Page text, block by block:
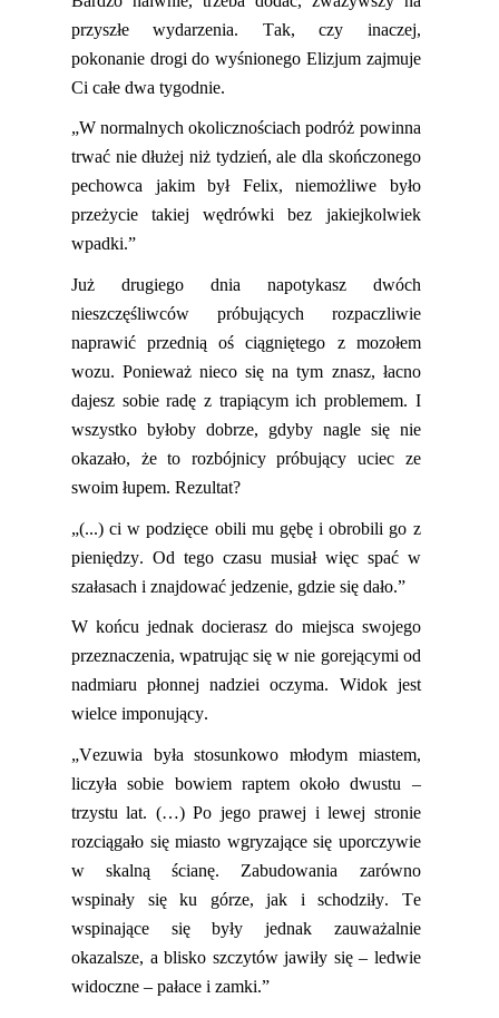
przyszłe wydarzenia. Tak, czy inaczej,
pokonanie drogi do wyśnionego Elizjum zajmuje
Ci całe dwa tygodnie.
„W normalnych okolicznościach podróż powinna
trwać nie dłużej niż tydzień, ale dla skończonego
pechowca jakim był Felix, niemożliwe było
przeżycie takiej wędrówki bez jakiejkolwiek
wpadki.”
Już drugiego dnia napotykaszdwóch
nieszczęśliwców próbujących rozpaczliwie
naprawić przednią oś ciągniętego z mozołem
wozu. Ponieważ nieco się na tym znasz, łacno
dajesz sobie radę z trapiącym ich problemem. I
wszystko byłoby dobrze, gdyby nagle się nie
okazało, że to rozbójnicy próbujący uciec ze
swoim łupem. Rezultat?
„(...) ci w podzięce obili mu gębę i obrobili go z
pieniędzy. Od tego czasu musiał więc spać w
szałasach i znajdować jedzenie, gdzie się dało.”
W końcu jednak docierasz do miejsca swojego
przeznaczenia, wpatrując się w nie gorejącymi od
nadmiaru płonnej nadziei oczyma. Widok jest
wielce imponujący.
„Vezuwia była stosunkowo młodym miastem,
liczyła sobie bowiem raptem około dwustu –
trzystu lat. (…) Po jego prawej i lewej stronie
rozciągało się miasto wgryzające się uporczywie
w skalną ścianę. Zabudowania zarówno
wspinały się ku górze, jak i schodziły. Te
wspinające się były jednak zauważalnie
okazalsze, a blisko szczytów jawiły się – ledwie
widoczne – pałace i zamki.”